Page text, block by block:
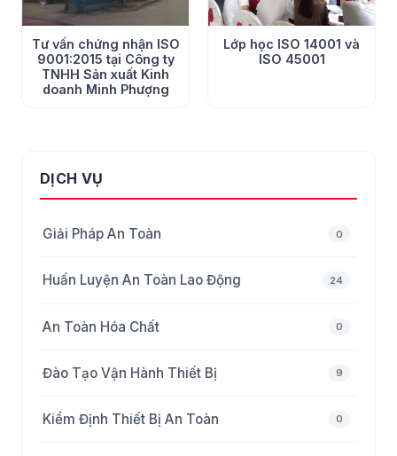
5h sáng mở mắt ra đọc được những dòng cảm ơn và 1 lá
thư của học viên mà Công ty gửi tặng, điều này là niềm
hạnh phúc và ý nghĩa của nghề hơn tất cả những điều
hạnh phúc công việc khác!!!
Tư vấn chứng nhận ISO
9001:2015 tại Công ty
TNHH Sản xuất Kinh
doanh Minh Phượng
Lớp học ISO 14001 và
ISO 45001
DỊCH VỤ
Giải Pháp An Toàn 0
Huấn Luyện An Toàn Lao Động 24
An Toàn Hóa Chất 0
Đào Tạo Vận Hành Thiết Bị 9
Kiểm Định Thiết Bị An Toàn 0